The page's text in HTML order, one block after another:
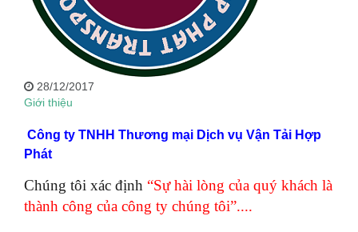
28/12/2017
Giới thiệu
Công ty TNHH Thương mại Dịch vụ Vận Tải Hợp
Phát
Chúng tôi xác định “Sự hài lòng của quý khách là
thành công của công ty chúng tôi”....